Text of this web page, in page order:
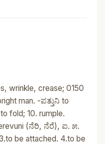
wrinkle, crease; 0150
man. -ಪತ್ತುನಿ to
fold; 10. rumple.
(ನೆರಿ, ನೆರೆ), ಐ. ೫.
be attached. 4.to be